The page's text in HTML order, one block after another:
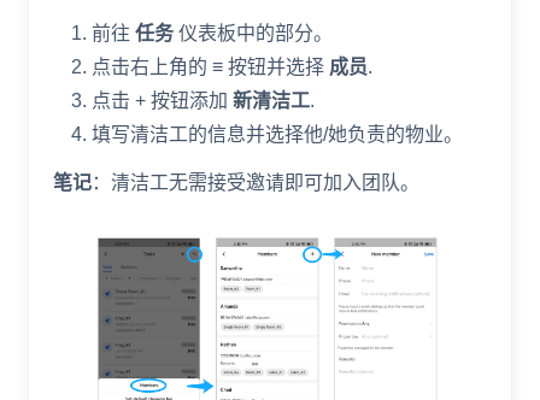
前往 任务 仪表板中的部分。
点击右上角的 ≡ 按钮并选择 成员.
点击 + 按钮添加 新清洁工.
填写清洁工的信息并选择他/她负责的物业。
笔记：清洁工无需接受邀请即可加入团队。